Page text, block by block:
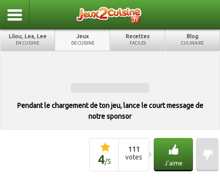
Lilou, Lea, Lee
EN CUISINE
Jeux
DE CUISINE
Recettes
FACILES
Blog
CULINAIRE
Pendant le chargement de ton jeu, lance le court message de
notre sponsor
4/5
111
votes
J'aime